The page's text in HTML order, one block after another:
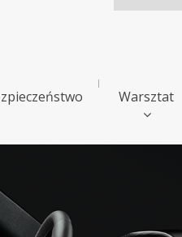
Warsztat